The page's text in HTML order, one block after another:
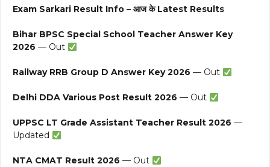
Exam Sarkari Result Info – आज के Latest Results
Bihar BPSC Special School Teacher Answer Key
2026 — Out
Railway RRB Group D Answer Key 2026 — Out
Delhi DDA Various Post Result 2026 — Out
UPPSC LT Grade Assistant Teacher Result 2026 —
Updated
NTA CMAT Result 2026 — Out